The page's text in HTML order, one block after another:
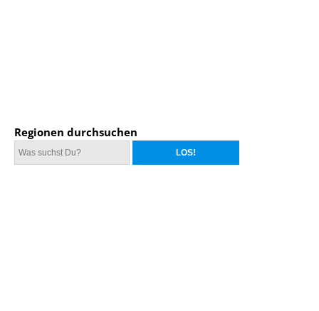
Regionen durchsuchen